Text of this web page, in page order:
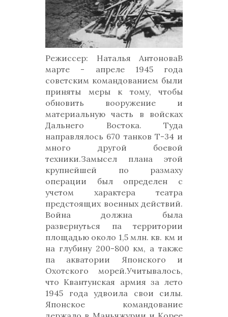
Режиссер: Наталья АнтоноваВ
марте - апреле 1945 года
советским командованием были
приняты меры к тому, чтобы
обновить вооружение и
материальную часть в войсках
Дальнего Востока. Туда
направлялось 670 танков Т-34 и
много другой боевой
техники.Замысел плана этой
крупнейшей по размаху
операции был определен с
учетом характера театра
предстоящих военных действий.
Война должна была
развернуться па территории
площадью около 1,5 млн. кв. км и
на глубину 200-800 км, а также
па акватории Японского и
Охотского морей.Учитывалось,
что Квантунская армия за лето
1945 года удвоила свои силы.
Японское командование